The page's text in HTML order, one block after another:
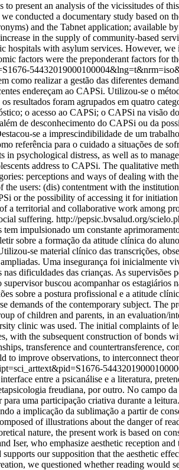
present an analysis of the vicissitudes of
a documentary study based on
and the Tabnet application; available
in the supply of community-based
with asylum services. However,
factors were the preponderant factors for
como realizar a gestão das diferentes
endereçam ao CAPSi. Utilizou-se o
resultados foram agrupados em quatro
o acesso ao CAPSi; o CAPSi na visão
de desconhecimento do CAPSi ou da
se a imprescindibilidade de um
referência para o cuidado a situações de
psychological distress, as well as to
address to CAPSi. The qualitative
perceptions and ways of dealing with
users: (dis) contentment with the
or the possibility of accessing it for
territorial and collaborative work among
suffering. http://pepsic.bvsalud.org/
impulsionado um constante
sobre a formação da atitude clínica do
se material clínico das transcrições,
Uma insegurança foi inicialmente
dificuldades das crianças. As supervisões
buscou acompanhar os
sobre a postura profissional e a atitude
of the contemporary subject. The
of children and parents, in an evaluation/
clinic was used. The initial complaints
with the subsequent construction of bonds
transference and countertransference,
to improve observations, to interconnect
entre a psicanálise e a literatura,
freudiana, por outro. No campo
uma participação criativa durante a
a implicação da sublimação a partir de
of illustrations about the danger of
nature, the present work is based on
Iser, who emphasize aesthetic reception
our supposition that the aesthetic
we questioned whether reading would